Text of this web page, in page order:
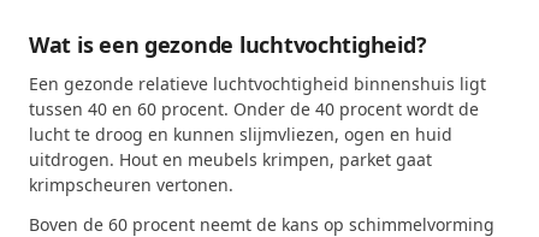
Wat is een gezonde luchtvochtigheid?
Een gezonde relatieve luchtvochtigheid binnenshuis ligt
tussen 40 en 60 procent. Onder de 40 procent wordt de
lucht te droog en kunnen slijmvliezen, ogen en huid
uitdrogen. Hout en meubels krimpen, parket gaat
krimpscheuren vertonen.
Boven de 60 procent neemt de kans op schimmelvorming